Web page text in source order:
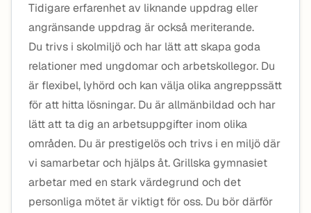
Tidigare erfarenhet av liknande uppdrag eller
angränsande uppdrag är också meriterande.
Du trivs i skolmiljö och har lätt att skapa goda
relationer med ungdomar och arbetskollegor. Du
är flexibel, lyhörd och kan välja olika angreppssätt
för att hitta lösningar. Du är allmänbildad och har
lätt att ta dig an arbetsuppgifter inom olika
områden. Du är prestigelös och trivs i en miljö där
vi samarbetar och hjälps åt. Grillska gymnasiet
arbetar med en stark värdegrund och det
personliga mötet är viktigt för oss. Du bör därför